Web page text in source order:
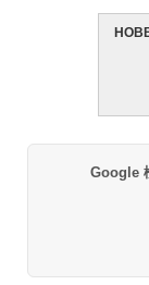
Google